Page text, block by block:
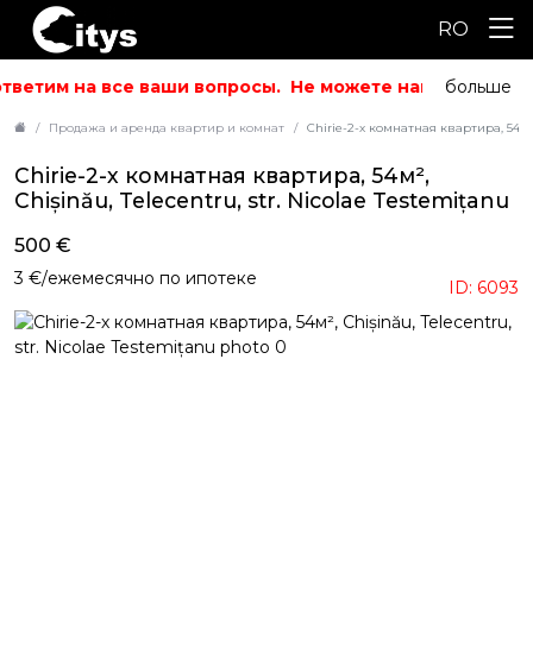
RO
на все ваши вопросы. Не можете найти то, что
больше
Продажа и аренда квартир и комнат Chirie-2-х комнатная квартира,
Chirie-2-х комнатная квартира, 54м²,
Chișinău, Telecentru, str. Nicolae Testemițanu
ID: 6093
500 €
3 €/ежемесячно по ипотеке